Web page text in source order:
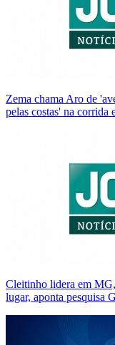
Zema chama Aro de
pelas costas' na corrida
Cleitinho lidera em
lugar, aponta pesquisa